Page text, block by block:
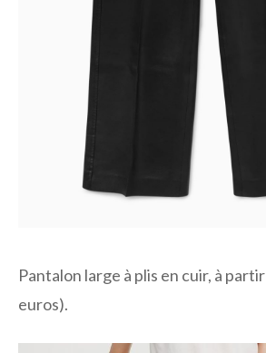
Pantalon large à plis en cuir, à
euros).